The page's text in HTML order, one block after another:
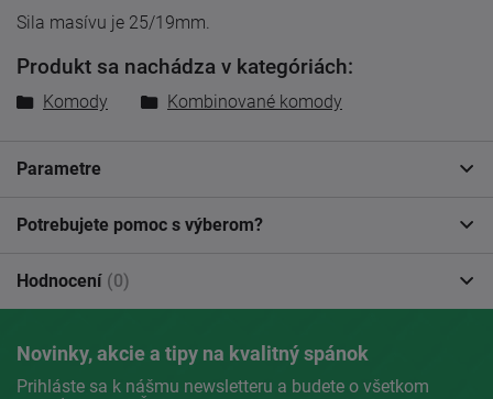
Sila masívu je 25/19mm.
Produkt sa nachádza v kategóriách:
Komody Kombinované komody
Parametre
Potrebujete pomoc s výberom?
Hodnocení (0)
Novinky, akcie a tipy na kvalitný spánok
Prihláste sa k nášmu newsletteru a budete o všetkom